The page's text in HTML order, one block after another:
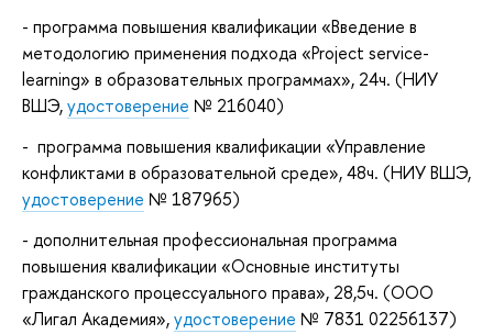
- программа повышения квалификации «Введение в
методологию применения подхода «Project service-
learning» в образовательных программах», 24ч. (НИУ
ВШЭ,удостоверение № 216040)
- программа повышения квалификации «Управление
конфликтами в образовательной среде», 48ч. (НИУ ВШЭ,
удостоверение № 187965)
- дополнительная профессиональная программа
повышения квалификации «Основные институты
гражданского процессуального права», 28,5ч. (ООО
«Лигал Академия»,удостоверение № 7831 02256137)